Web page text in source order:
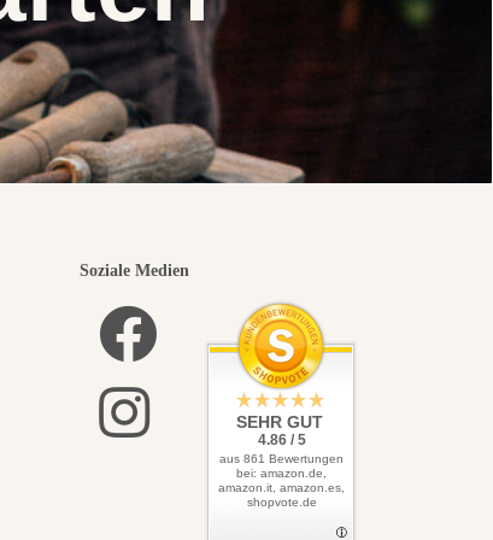
Soziale Medien
SEHR GUT
4.86 / 5
aus 861 Bewertungen
bei: amazon.de,
amazon.it, amazon.es,
shopvote.de